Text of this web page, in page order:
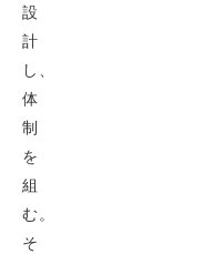
設
計
し、
体
制
を
組
む。
そ